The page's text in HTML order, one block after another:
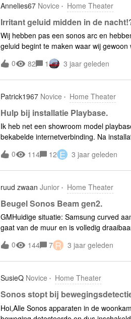
Annelies67 Novice Home Theater
Irritant geluid midden in de
Wij hebben pas een sonos arc en
geluid begint te maken waar wij
dan keihard ! Heeft iemand dit al
0 82 1 3 jaar geleden
Patrick1967 Novice Home Theater
Hulp bij installatie Playbase.
Ik heb net een showroom model
bekabelde internetverbinding. Na
knop aan de zijkant van de playbase
oranje en daarna permanent oranje.
andere suggesties?
0 114 12 E 3 jaar geleden
ruud zwaan Junior Home Theater
Beugel Sonos Beam gen2.
GMHuidige situatie: Samsung curved
gaat van de muur en is volledig
onder de TV bevestigen met beugel(s).
welke beugels hiervoor geschikt
0 144 7 R 3 jaar geleden
SusieQ Novice Home Theater
Sonos stopt bij
Hoi,Alle Sonos apparaten in de